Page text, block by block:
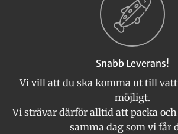
Snabb Leverans!
Vi vill att du ska komma ut till
möjligt.
Vi strävar därför alltid att packa
samma dag som vi får